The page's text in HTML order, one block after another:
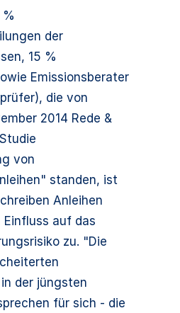
der
15 %
Emissionsberater
die von
2014 Rede &
von
standen, ist
Anleihen
auf das
zu. "Die
der jüngsten
für sich - die